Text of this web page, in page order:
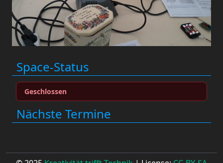
Space-Status
Geschlossen
Nächste Termine